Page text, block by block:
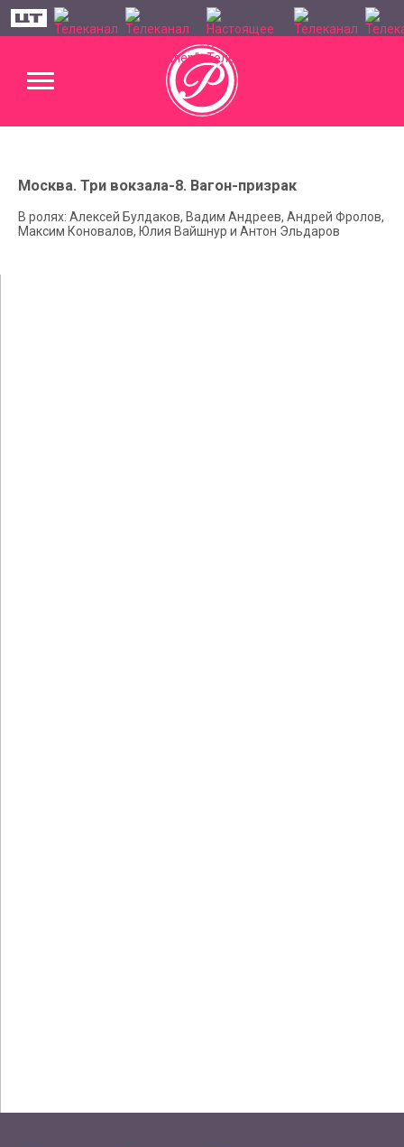
Москва. Три вокзала-8. Вагон-призрак
В ролях: Алексей Булдаков, Вадим Андреев, Андрей Фролов,
Максим Коновалов, Юлия Вайшнур и Антон Эльдаров